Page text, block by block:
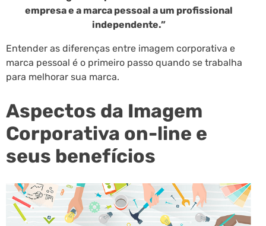
empresa e a marca pessoal a um profissional
independente.”
Entender as diferenças entre imagem corporativa e
marca pessoal é o primeiro passo quando se trabalha
para melhorar sua marca.
Aspectos da Imagem
Corporativa on-line e
seus benefícios